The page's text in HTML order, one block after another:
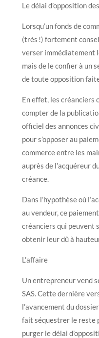
Le délai d’opposition
Lorsqu’un fonds de
(très !) fortement
verser immédiatement
mais de le confier à un
de toute opposition
En effet, les créanciers
compter de la
officiel des annonces
pour s’opposer au
commerce entre les
auprès de l’acquéreur
créance.
Dans l’hypothèse où
au vendeur, ce
créanciers qui peuvent
obtenir leur dû à
L’affaire
Un entrepreneur vend
SAS. Cette dernière
l’avancement du
fait séquestrer le reste
purger le délai